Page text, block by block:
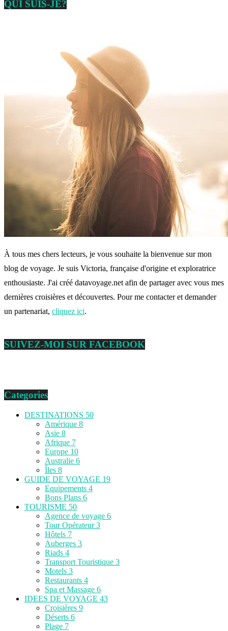
QUI SUIS-JE?
À tous mes chers lecteurs, je vous souhaite la bienvenue sur mon
blog de voyage. Je suis Victoria, française d'origine et exploratrice
enthousiaste. J'ai créé datavoyage.net afin de partager avec vous mes
dernières croisières et découvertes. Pour me contacter et demander
un partenariat, cliquez ici.
SUIVEZ-MOI SUR FACEBOOK
Categories
DESTINATIONS 50
Amérique 8
Asie 8
Afrique 7
Europe 10
Australie 6
Îles 8
GUIDE DE VOYAGE 19
Equipements 4
Bons Plans 6
TOURISME 50
Agence de voyage 6
Tour Opérateur3
Hôtels 7
Auberges 3
Riads 4
Transport Touristique 3
Motels 3
Restaurants 4
Spa et Massage 6
IDEES DE VOYAGE 43
Croisières 9
Déserts 6
Plage 7